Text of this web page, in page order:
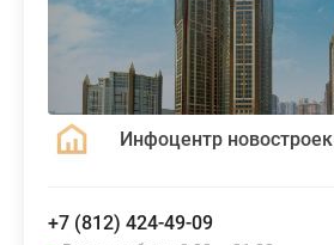
Инфоцентр новостроек
+7 (812) 424-49-09